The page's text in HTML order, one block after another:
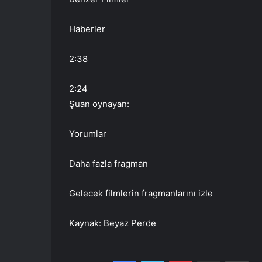
Haberler
2:38
2:24
Şuan oynayan:
Yorumlar
Daha fazla fragman
Gelecek filmlerin fragmanlarını izle
Kaynak: Beyaz Perde